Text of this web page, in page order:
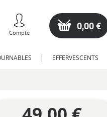
Compte
0,00 €
EFFERVESCENTS